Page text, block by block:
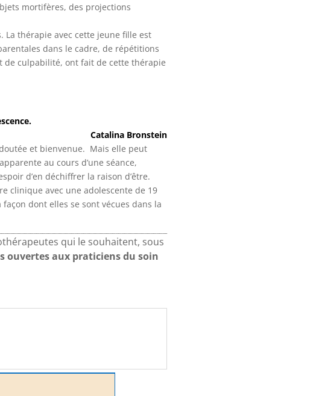
mortifères, des projections
La thérapie avec cette jeune fille est
dans le cadre, de répétitions
de culpabilité, ont fait de cette thérapie
Catalina Bronstein
et bienvenue. Mais elle peut
au cours d’une séance,
d’en déchiffrer la raison d’être.
clinique avec une adolescente de 19
dont elles se sont vécues dans la
qui le souhaitent, sous
ouvertes aux praticiens du soin